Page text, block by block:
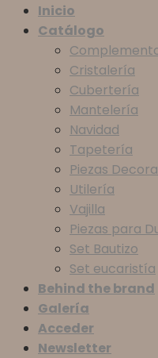
Inicio
Catálogo
Cristalería
Cubertería
Mantelería
Navidad
Tapetería
Piezas
Utilería
Vajilla
Piezas para
Set Bautizo
Set eucaristía
Behind the brand
Galería
Acceder
Newsletter